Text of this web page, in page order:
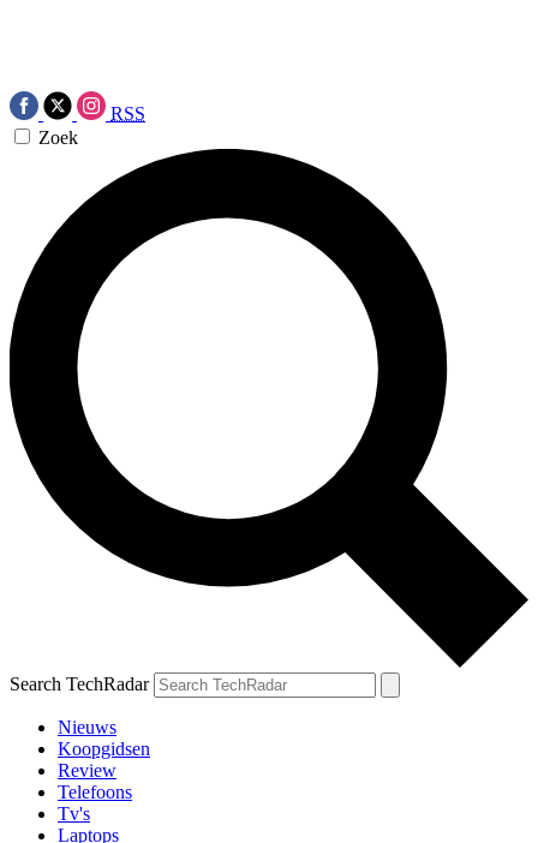
RSS
Zoek
Search TechRadar
Nieuws
Koopgidsen
Review
Telefoons
Tv's
Laptops